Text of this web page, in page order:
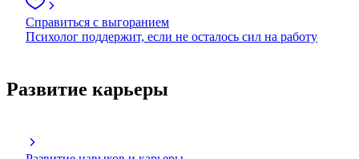
Справиться с выгоранием
Психолог поддержит, если не осталось сил на работу
Развитие карьеры